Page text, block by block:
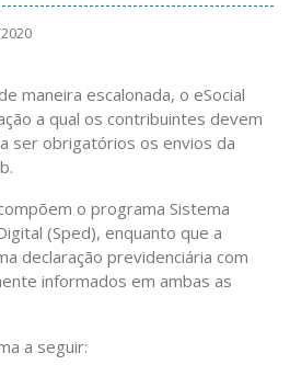
maneira escalonada, o eSocial
a qual os contribuintes devem
ser obrigatórios os envios da
o programa Sistema
(Sped), enquanto que a
declaração previdenciária com
informados em ambas as
a seguir: